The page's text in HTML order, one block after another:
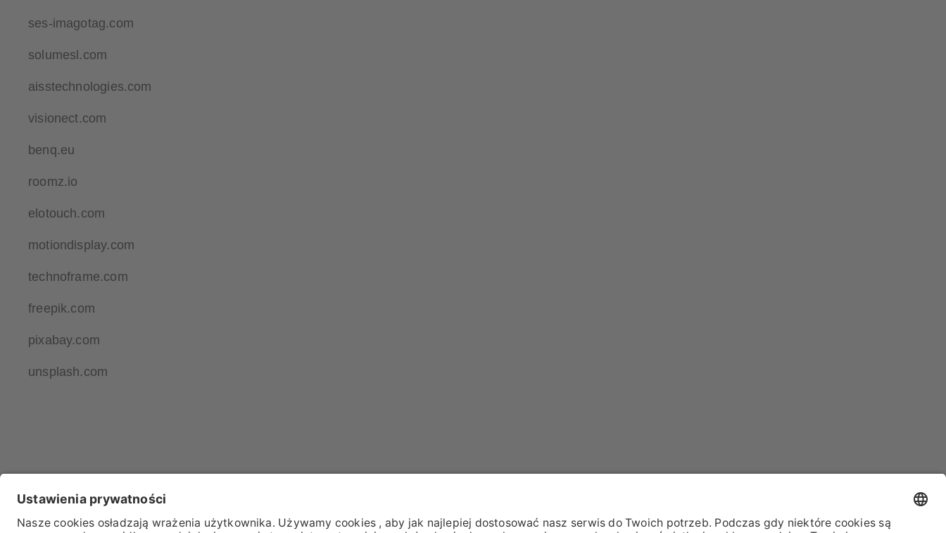
ses-imagotag.com
solumesl.com
aisstechnologies.com
visionect.com
benq.eu
roomz.io
elotouch.com
motiondisplay.com
technoframe.com
freepik.com
pixabay.com
unsplash.com